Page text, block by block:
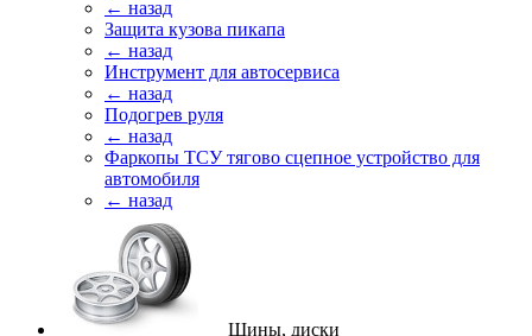
← назад
Защита кузова пикапа
← назад
Инструмент для автосервиса
← назад
Подогрев руля
← назад
Фаркопы ТСУ тягово сцепное устройство для
автомобиля
← назад
Шины, диски